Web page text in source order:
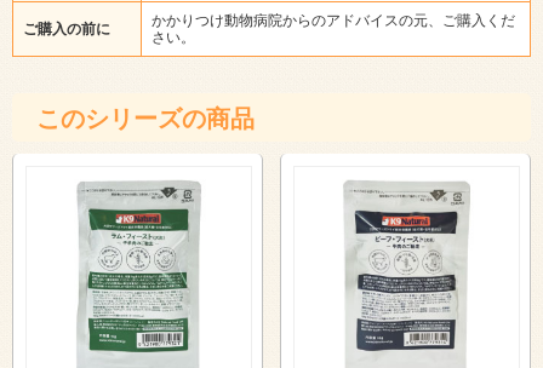
ご購入の前に
かかりつけ動物病院からのアドバイスの元、ご購入くだ
さい。
このシリーズの商品